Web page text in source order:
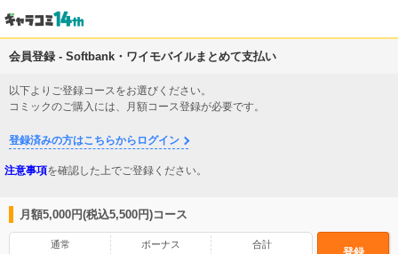
会員登録 - Softbank・ワイモバイルまとめて支払い
以下よりご登録コースをお選びください。
コミックのご購入には、月額コース登録が必要です。
登録済みの方はこちらからログイン
注意事項を確認した上でご登録ください。
月額5,000円(税込5,500円)コース
通常
ボーナス
合計